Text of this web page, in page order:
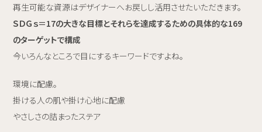
再生可能な資源はデザイナーへお戻しし活用させたいただきます。
ＳＤＧｓ＝17の大きな目標とそれらを達成するための具体的な169
のターゲットで構成
今いろんなところで目にするキーワードですよね。
環境に配慮。
掛ける人の肌や掛け心地に配慮
やさしさの詰まったステア